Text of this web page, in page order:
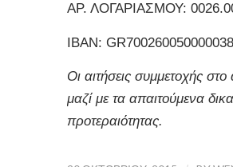
AΡ. ΛΟΓΑΡΙΑΣΜΟΥ:
IBAN:
Οι αιτήσεις συμμετοχής
μαζί με τα απαιτούμενα
προτεραιότητας.